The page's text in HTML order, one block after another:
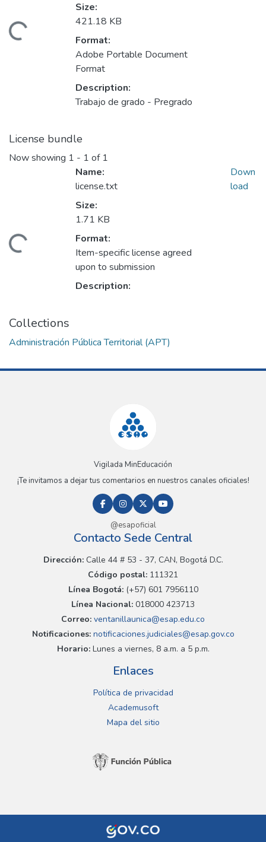
Size:
421.18 KB
Format:
Adobe Portable Document
Format
Description:
Trabajo de grado - Pregrado
License bundle
Now showing 1 - 1 of 1
Name:
license.txt
Size:
1.71 KB
Format:
Item-specific license agreed
upon to submission
Description:
Down
load
Collections
Administración Pública Territorial (APT)
Vigilada MinEducación
¡Te invitamos a dejar tus comentarios en nuestros canales oficiales!
@esapoficial
Contacto Sede Central
Dirección:Calle 44 # 53 - 37, CAN, Bogotá D.C.
Código postal: 111321
Línea Bogotá:(+57) 601 7956110
Línea Nacional: 018000 423713
Correo: ventanillaunica@esap.edu.co
Notificaciones:notificaciones.judiciales@esap.gov.co
Horario:Lunes a viernes, 8 a.m. a 5 p.m.
Enlaces
Política de privacidad
Academusoft
Mapa del sitio